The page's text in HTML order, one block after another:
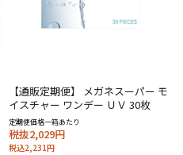
【通販定期便】 メガネスーパー モ
イスチャー ワンデー ＵＶ 30枚
定期便価格一箱あたり
税抜2,029円
税込2,231円